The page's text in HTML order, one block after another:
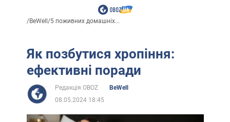
/BeWell /5 поживних домашніх...
Як позбутися хропіння:
ефективні поради
Редакція OBOZ
BeWell
08.05.2024 18:45